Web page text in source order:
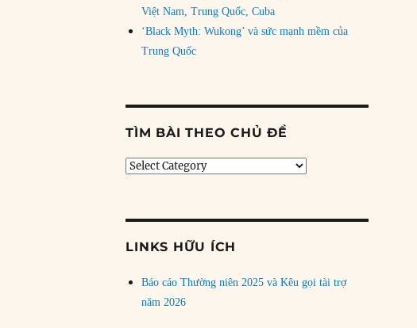
Việt Nam, Trung Quốc, Cuba
‘Black Myth: Wukong’ và sức mạnh mềm của
Trung Quốc
TÌM BÀI THEO CHỦ ĐỀ
Tìm
LINKS HỮU ÍCH
Báo cáo Thường niên 2025 và Kêu gọi tài trợ
năm 2026